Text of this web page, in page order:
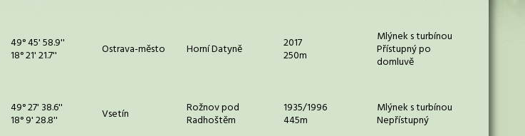
49° 45' 58.9''
18° 21' 21.7'' Ostrava-město Horní Datyně 2017
250m
Mlýnek s turbínou
Přístupný po
domluvě
49° 27' 38.6''
18° 9' 28.8'' Vsetín Rožnov pod
Radhoštěm
1935/1996
445m
Mlýnek s turbínou
Nepřístupný